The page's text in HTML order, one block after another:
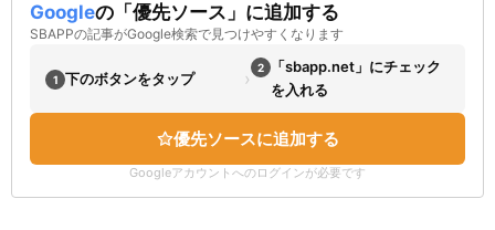
Googleの「優先ソース」に追加する
SBAPPの記事がGoogle検索で見つけやすくなります
1 下のボタンをタップ › 2
「sbapp.net」にチェック
を入れる
優先ソースに追加する
Googleアカウントへのログインが必要です